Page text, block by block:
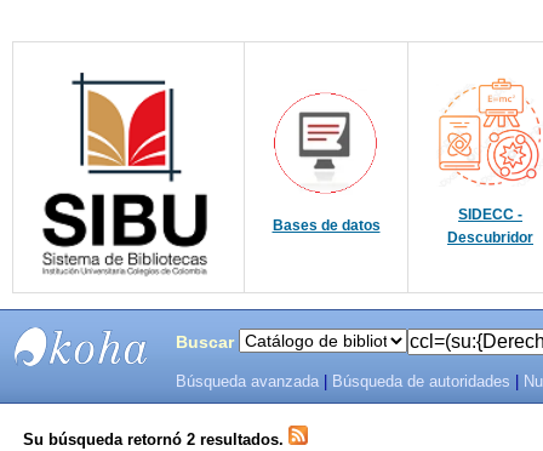
Bases de datos
SIDECC -
Descubridor
SISTEMAS
Buscar
Búsqueda avanzada Búsqueda de autoridades
Su búsqueda retornó 2 resultados.